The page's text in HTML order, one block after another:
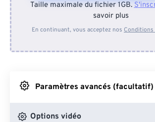
Depuis l'appareil
Depuis Google Drive
Depuis OneDrive
Taille maximale du fichier 1GB.
savoir plus
En continuant, vous acceptez nos
Paramètres avancés (facultatif)
Options vidéo